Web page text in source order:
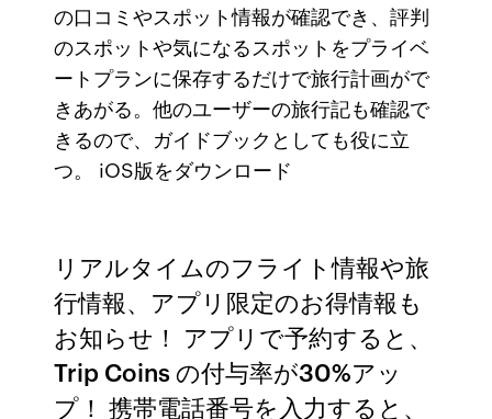
の口コミやスポット情報が確認でき、評判
のスポットや気になるスポットをプライベ
ートプランに保存するだけで旅行計画がで
きあがる。他のユーザーの旅行記も確認で
きるので、ガイドブックとしても役に立
つ。 iOS版をダウンロード
リアルタイムのフライト情報や旅
行情報、アプリ限定のお得情報も
お知らせ！ アプリで予約すると、
Trip Coins の付与率が30%アッ
プ！ 携帯電話番号を入力すると、